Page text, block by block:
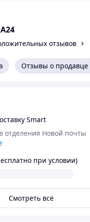
отзывов
Отзывы о продавце
Smart
отделения Новой почты
при условии)
Смотреть всё